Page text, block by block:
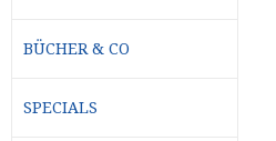
BÜCHER & CO
SPECIALS